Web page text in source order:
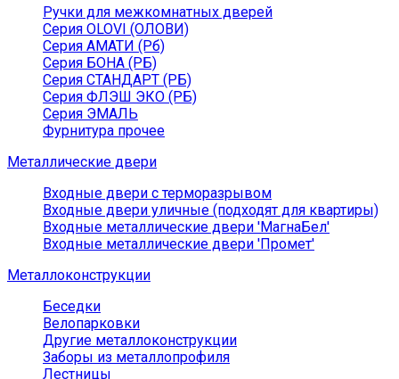
Ручки для межкомнатных дверей
Серия OLOVI (ОЛОВИ)
Серия АМАТИ (Рб)
Серия БОНА (РБ)
Серия СТАНДАРТ (РБ)
Серия ФЛЭШ ЭКО (РБ)
Серия ЭМАЛЬ
Фурнитура прочее
Металлические двери
Входные двери с терморазрывом
Входные двери уличные (подходят для квартиры)
Входные металлические двери 'МагнаБел'
Входные металлические двери 'Промет'
Металлоконструкции
Беседки
Велопарковки
Другие металлоконструкции
Заборы из металлопрофиля
Лестницы